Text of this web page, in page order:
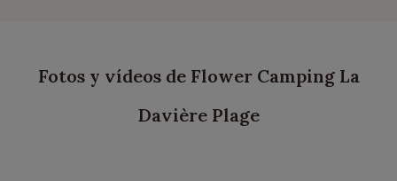
Fotos y vídeos de Flower Camping La
Davière Plage